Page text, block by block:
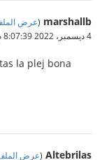
marshallb
(عرض
4 ديسمبر، 2022 8:07:39 م
la plej bona
Altebrilas
(عرض